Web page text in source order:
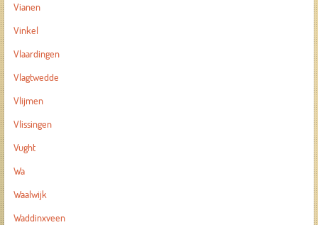
Vianen
Vinkel
Vlaardingen
Vlagtwedde
Vlijmen
Vlissingen
Vught
Wa
Waalwijk
Waddinxveen